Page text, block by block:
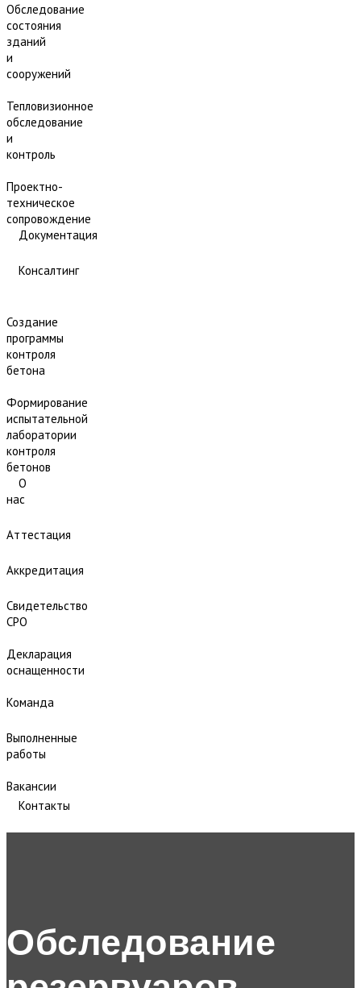
Обследование
состояния
зданий
и
сооружений
Тепловизионное
обследование
и
контроль
Проектно-
техническое
сопровождение
Документация
Консалтинг
Создание
программы
контроля
бетона
Формирование
испытательной
лаборатории
контроля
бетонов
О
нас
Аттестация
Аккредитация
Свидетельство
СРО
Декларация
оснащенности
Команда
Выполненные
работы
Вакансии
Контакты
Обследование